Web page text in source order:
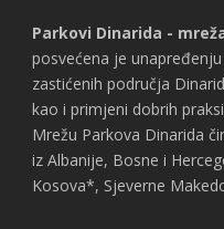
Parkovi Dinarida -
posvećena je
zastićenih područja
kao i primjeni dobrih
Mrežu Parkova Dinarida
iz Albanije, Bosne i
Kosova*, Sjeverne